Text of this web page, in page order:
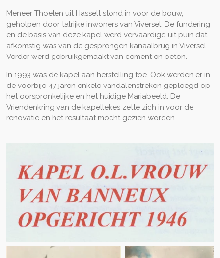
Meneer Thoelen uit Hasselt stond in voor de bouw,
geholpen door talrijke inwoners van Viversel. De fundering
en de basis van deze kapel werd vervaardigd uit puin dat
afkomstig was van de gesprongen kanaalbrug in Viversel.
Verder werd gebruikgemaakt van cement en beton.
In 1993 was de kapel aan herstelling toe. Ook werden er in
de voorbije 47 jaren enkele vandalenstreken gepleegd op
het oorspronkelijke en het huidige Mariabeeld. De
Vriendenkring van de kapellekes zette zich in voor de
renovatie en het resultaat mocht gezien worden.